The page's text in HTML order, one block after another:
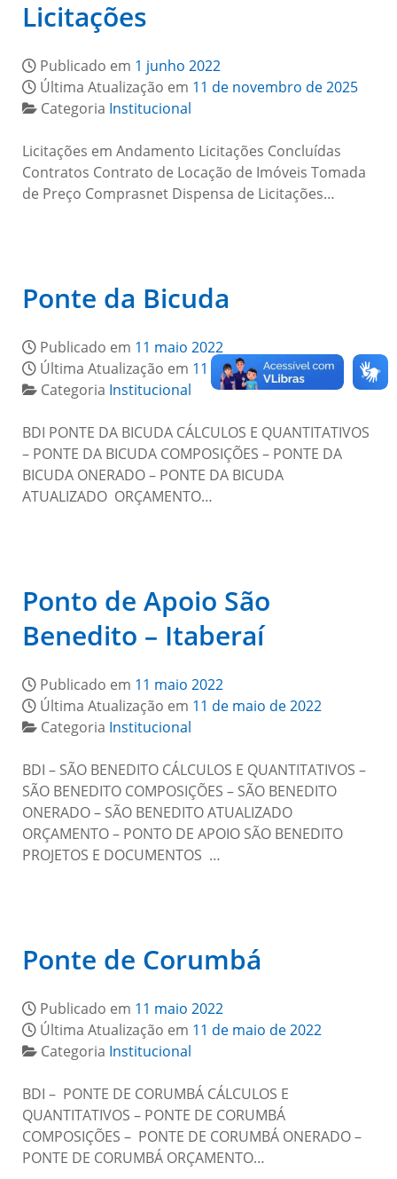
Licitações
Publicado em 1 junho 2022
Última Atualização em 11 de novembro de 2025
Categoria Institucional
Licitações em Andamento Licitações Concluídas
Contratos Contrato de Locação de Imóveis Tomada
de Preço Comprasnet Dispensa de Licitações…
Ponte da Bicuda
Publicado em 11 maio 2022
Última Atualização em 11 de maio de 2022
Categoria Institucional
BDI PONTE DA BICUDA CÁLCULOS E QUANTITATIVOS
– PONTE DA BICUDA COMPOSIÇÕES – PONTE DA
BICUDA ONERADO – PONTE DA BICUDA
ATUALIZADO ORÇAMENTO…
Ponto de Apoio São
Benedito – Itaberaí
Publicado em 11 maio 2022
Última Atualização em 11 de maio de 2022
Categoria Institucional
BDI – SÃO BENEDITO CÁLCULOS E QUANTITATIVOS –
SÃO BENEDITO COMPOSIÇÕES – SÃO BENEDITO
ONERADO – SÃO BENEDITO ATUALIZADO
ORÇAMENTO – PONTO DE APOIO SÃO BENEDITO
PROJETOS E DOCUMENTOS …
Ponte de Corumbá
Publicado em 11 maio 2022
Última Atualização em 11 de maio de 2022
Categoria Institucional
BDI – PONTE DE CORUMBÁ CÁLCULOS E
QUANTITATIVOS – PONTE DE CORUMBÁ
COMPOSIÇÕES – PONTE DE CORUMBÁ ONERADO –
PONTE DE CORUMBÁ ORÇAMENTO…